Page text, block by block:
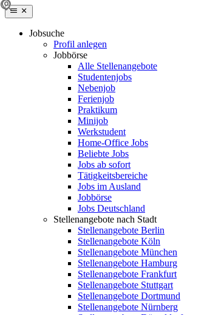
Jobsuche
Profil anlegen
Jobbörse
Alle Stellenangebote
Studentenjobs
Nebenjob
Ferienjob
Praktikum
Minijob
Werkstudent
Home-Office Jobs
Beliebte Jobs
Jobs ab sofort
Tätigkeitsbereiche
Jobs im Ausland
Jobbörse
Jobs Deutschland
Stellenangebote nach Stadt
Stellenangebote Berlin
Stellenangebote Köln
Stellenangebote München
Stellenangebote Hamburg
Stellenangebote Frankfurt
Stellenangebote Stuttgart
Stellenangebote Dortmund
Stellenangebote Nürnberg